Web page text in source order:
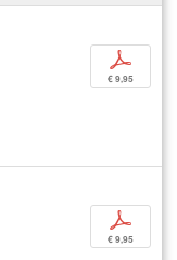
p
€ 9,95
p
€ 9,95